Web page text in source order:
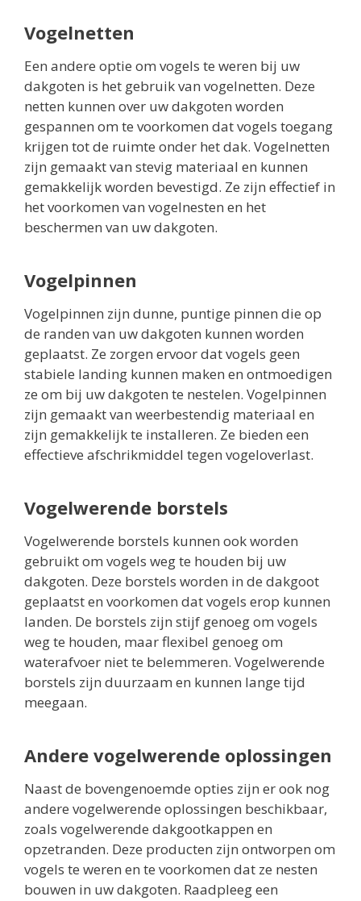
Vogelnetten
Een andere optie om vogels te weren bij uw
dakgoten is het gebruik van vogelnetten. Deze
netten kunnen over uw dakgoten worden
gespannen om te voorkomen dat vogels toegang
krijgen tot de ruimte onder het dak. Vogelnetten
zijn gemaakt van stevig materiaal en kunnen
gemakkelijk worden bevestigd. Ze zijn effectief in
het voorkomen van vogelnesten en het
beschermen van uw dakgoten.
Vogelpinnen
Vogelpinnen zijn dunne, puntige pinnen die op
de randen van uw dakgoten kunnen worden
geplaatst. Ze zorgen ervoor dat vogels geen
stabiele landing kunnen maken en ontmoedigen
ze om bij uw dakgoten te nestelen. Vogelpinnen
zijn gemaakt van weerbestendig materiaal en
zijn gemakkelijk te installeren. Ze bieden een
effectieve afschrikmiddel tegen vogeloverlast.
Vogelwerende borstels
Vogelwerende borstels kunnen ook worden
gebruikt om vogels weg te houden bij uw
dakgoten. Deze borstels worden in de dakgoot
geplaatst en voorkomen dat vogels erop kunnen
landen. De borstels zijn stijf genoeg om vogels
weg te houden, maar flexibel genoeg om
waterafvoer niet te belemmeren. Vogelwerende
borstels zijn duurzaam en kunnen lange tijd
meegaan.
Andere vogelwerende oplossingen
Naast de bovengenoemde opties zijn er ook nog
andere vogelwerende oplossingen beschikbaar,
zoals vogelwerende dakgootkappen en
opzetranden. Deze producten zijn ontworpen om
vogels te weren en te voorkomen dat ze nesten
bouwen in uw dakgoten. Raadpleeg een